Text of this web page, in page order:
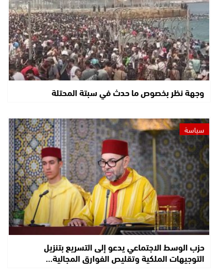
وجهة نظر بخصوص ما حدث في سبتة المحتلة
سياسة
حزب الوسط الاجتماعي يدعو إلى التسريع بتنزيل
التوجيهات الملكية وتقليص الفوارق المجالية…